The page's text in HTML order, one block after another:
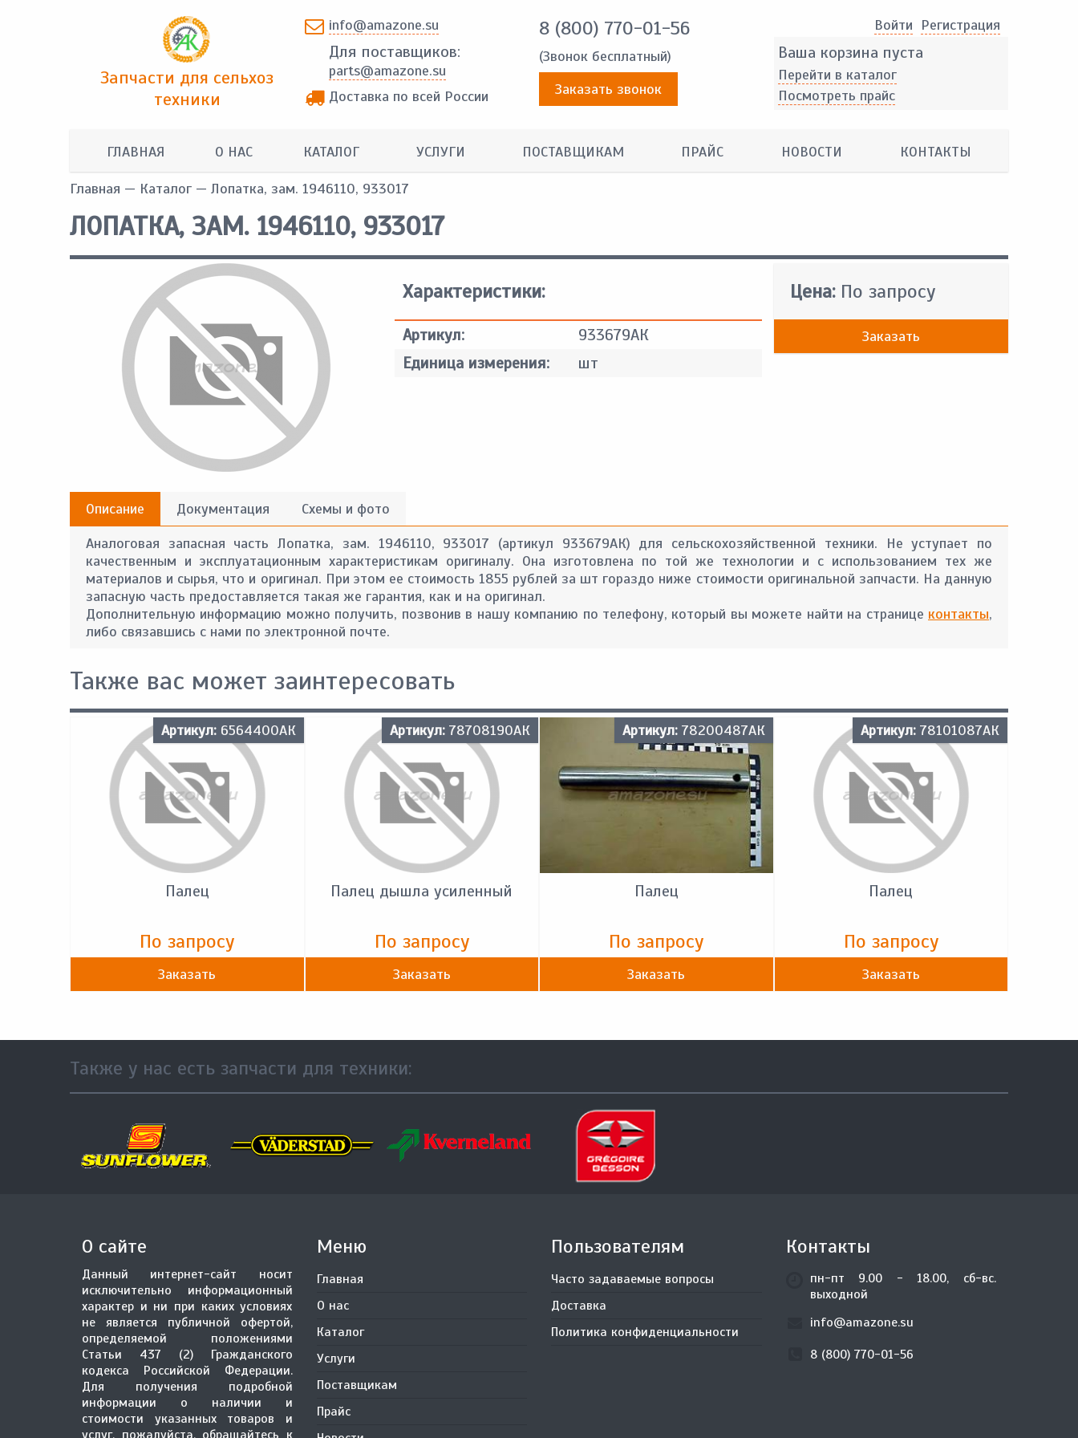
Запчасти для сельхоз
техники
info@amazone.su
Для поставщиков:
parts@amazone.su
Доставка по всей России
8 (800) 770-01-56
(Звонок бесплатный)
Заказать звонок
Войти Pегистрация
Ваша корзина пуста
Перейти в каталог
Посмотреть прайс
ГЛАВНАЯ О НАС КАТАЛОГ УСЛУГИ ПОСТАВЩИКАМ ПРАЙС НОВОСТИ КОНТАКТЫ
Главная — Каталог — Лопатка, зам. 1946110, 933017
ЛОПАТКА, ЗАМ. 1946110, 933017
Характеристики:
Артикул:
933679АК
Единица измерения:
шт
Цена: По запросу
Заказать
Описание Документация
Схемы и фото
Аналоговая запасная часть Лопатка, зам. 1946110, 933017 (артикул 933679АК) для сельскохозяйственной техники. Не уступает по
качественным и эксплуатационным характеристикам оригиналу. Она изготовлена по той же технологии и с использованием тех же
материалов и сырья, что и оригинал. При этом ее стоимость 1855 рублей за шт гораздо ниже стоимости оригинальной запчасти. На данную
запасную часть предоставляется такая же гарантия, как и на оригинал.
Дополнительную информацию можно получить, позвонив в нашу компанию по телефону, который вы можете найти на странице контакты,
либо связавшись с нами по электронной почте.
Также вас может заинтересовать
Артикул: 6564400АК
Палец
По запросу
Заказать
Артикул: 78708190АК
Палец дышла усиленный
По запросу
Заказать
Артикул: 78200487АК
Палец
По запросу
Заказать
Артикул: 78101087АК
Палец
По запросу
Заказать
Также у нас есть запчасти для техники:
О сайте
Данный интернет-сайт носит
исключительно информационный
характер и ни при каких условиях
не является публичной офертой,
определяемой положениями
Статьи 437 (2) Гражданского
кодекса Российской Федерации.
Для получения подробной
информации о наличии и
стоимости указанных товаров и
услуг, пожалуйста, обращайтесь к
Меню
Главная
О нас
Каталог
Услуги
Поставщикам
Прайс
Пользователям
Часто задаваемые вопросы
Доставка
Политика конфиденциальности
Контакты
пн-пт 9.00 - 18.00, сб-вс.
выходной
info@amazone.su
8 (800) 770-01-56